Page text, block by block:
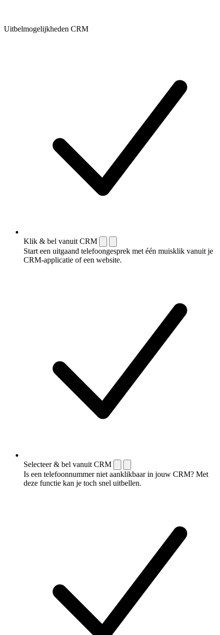
Uitbelmogelijkheden CRM
Klik & bel vanuit CRM
Start een uitgaand telefoongesprek met één muisklik vanuit je
CRM-applicatie of een website.
Selecteer & bel vanuit CRM
Is een telefoonnummer niet aanklikbaar in jouw CRM? Met
deze functie kan je toch snel uitbellen.